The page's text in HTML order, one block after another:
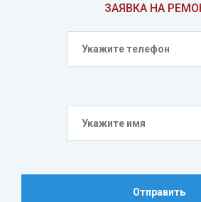
ЗАЯВКА НА
Отправить